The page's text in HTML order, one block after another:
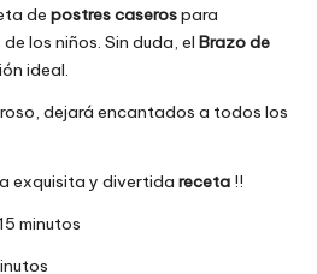
de postres caserospara
los niños. Sin duda, el Brazo de
ideal.
dejará encantados a todos los
exquisita y divertida receta !!
15 minutos